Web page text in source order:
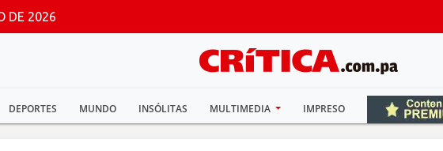
DE 2026
DEPORTES MUNDO INSÓLITAS MULTIMEDIA IMPRESO